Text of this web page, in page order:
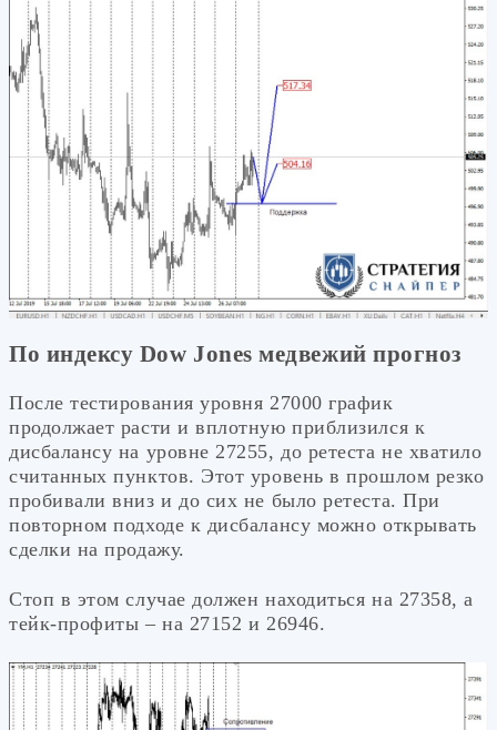
По индексу Dow Jones медвежий прогноз
После тестирования уровня 27000 график
продолжает расти и вплотную приблизился к
дисбалансу на уровне 27255, до ретеста не хватило
считанных пунктов. Этот уровень в прошлом резко
пробивали вниз и до сих не было ретеста. При
повторном подходе к дисбалансу можно открывать
сделки на продажу.
Стоп в этом случае должен находиться на 27358, а
тейк-профиты – на 27152 и 26946.